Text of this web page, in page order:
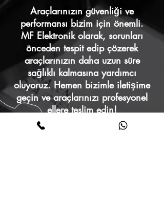
Araçlarınızın güvenliği ve
performansı bizim için önemli.
MF Elektronik olarak, sorunları
önceden tespit edip çözerek
araçlarınızın daha uzun süre
sağlıklı kalmasına yardımcı
oluyoruz. Hemen bizimle iletişime
geçin ve araçlarınızı profesyonel
ellere teslim edin!